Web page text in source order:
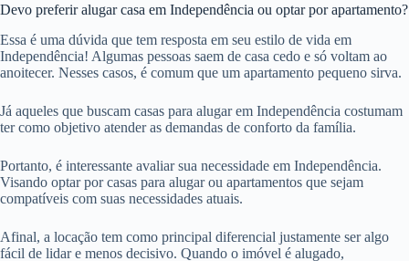
Devo preferir alugar casa em Independência ou optar por apartamento?
Essa é uma dúvida que tem resposta em seu estilo de vida em
Independência! Algumas pessoas saem de casa cedo e só voltam ao
anoitecer. Nesses casos, é comum que um apartamento pequeno sirva.
Já aqueles que buscam casas para alugar em Independência costumam
ter como objetivo atender as demandas de conforto da família.
Portanto, é interessante avaliar sua necessidade em Independência.
Visando optar por casas para alugar ou apartamentos que sejam
compatíveis com suas necessidades atuais.
Afinal, a locação tem como principal diferencial justamente ser algo
fácil de lidar e menos decisivo. Quando o imóvel é alugado,